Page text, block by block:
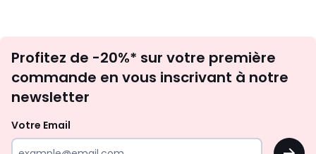
newsletter
Profitez de -20%* sur votre première
commande en vous inscrivant à notre
newsletter
Votre Email
OK